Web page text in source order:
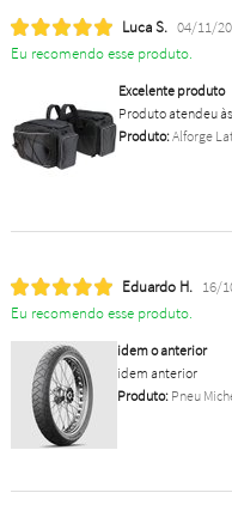
Luca S. 04/11/
Eu recomendo esse produto.
Excelente produto
Produto atendeu
Produto:Alforge
Eduardo H. 16/
Eu recomendo esse produto.
idem o anterior
idem anterior
Produto:Pneu